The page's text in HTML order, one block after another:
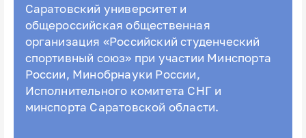
Саратовский университет и
общероссийская общественная
организация «Российский студенческий
спортивный союз» при участии Минспорта
России, Минобрнауки России,
Исполнительного комитета СНГ и
минспорта Саратовской области.